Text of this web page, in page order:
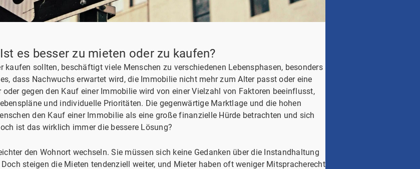
es besser zu mieten oder zu kaufen?
kaufen sollten, beschäftigt viele Menschen zu verschiedenen Lebensphasen, besonders
dass Nachwuchs erwartet wird, die Immobilie nicht mehr zum Alter passt oder eine
gegen den Kauf einer Immobilie wird von einer Vielzahl von Faktoren beeinflusst,
und individuelle Prioritäten. Die gegenwärtige Marktlage und die hohen
den Kauf einer Immobilie als eine große finanzielle Hürde betrachten und sich
ist das wirklich immer die bessere Lösung?
den Wohnort wechseln. Sie müssen sich keine Gedanken über die Instandhaltung
steigen die Mieten tendenziell weiter, und Mieter haben oft weniger Mitspracherecht